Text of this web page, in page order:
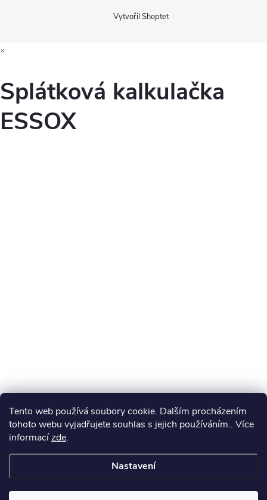
Tento web používá soubory cookie. Dalším procházením
tohoto webu vyjadřujete souhlas s jejich používáním.. Více
informacízde.
Nastavení
Vytvořil Shoptet
×
Splátková kalkulačka
ESSOX